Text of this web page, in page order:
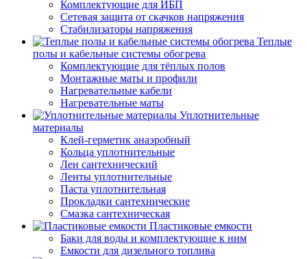
Комплектующие для ИБП
Сетевая защита от скачков напряжения
Стабилизаторы напряжения
Теплые
полы и кабельные системы обогрева
Комплектующие для тёплых полов
Монтажные маты и профили
Нагревательные кабели
Нагревательные маты
Уплотнительные
материалы
Клей-герметик анаэробный
Кольца уплотнительные
Лен сантехнический
Ленты уплотнительные
Паста уплотнительная
Прокладки сантехнические
Смазка сантехническая
Пластиковые емкости
Баки для воды и комплектующие к ним
Емкости для дизельного топлива